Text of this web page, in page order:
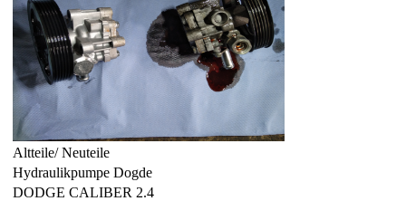
Altteile/ Neuteile
Hydraulikpumpe Dogde
DODGE CALIBER 2.4